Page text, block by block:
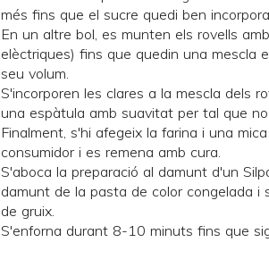
més fins que el sucre quedi ben
En un altre bol, es munten els rovells
elèctriques) fins que quedin una mescla
seu volum.
S'incorporen les clares a la mescla dels
una espàtula amb suavitat per tal que
Finalment, s'hi afegeix la farina i una
consumidor i es remena amb cura.
S'aboca la preparació al damunt d'un
damunt de la pasta de color congelada
de gruix.
S'enforna durant 8-10 minuts fins que